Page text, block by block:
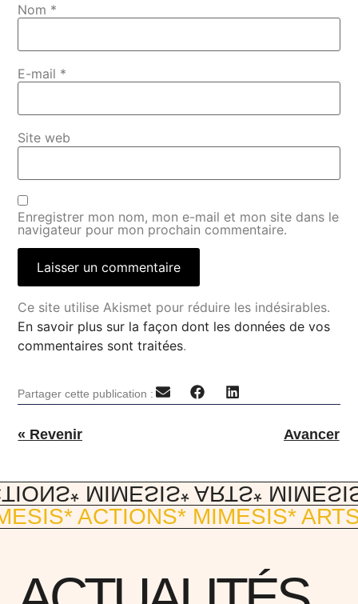
Nom *
E-mail *
Site web
Enregistrer mon nom, mon e-mail et mon site dans le
navigateur pour mon prochain commentaire.
Ce site utilise Akismet pour réduire les indésirables.
En savoir plus sur la façon dont les données de vos
commentaires sont traitées.
Partager cette publication :
« Revenir Avancer
* MIMESIS* ARTS*
* ACTIONS* MIMESIS*